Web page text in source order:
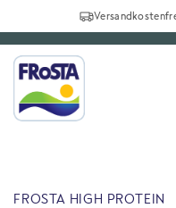
FROSTA HIGH PROTEIN